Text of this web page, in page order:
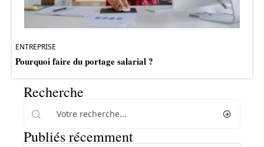
ENTREPRISE
Pourquoi faire du portage salarial ?
Recherche
Publiés récemment